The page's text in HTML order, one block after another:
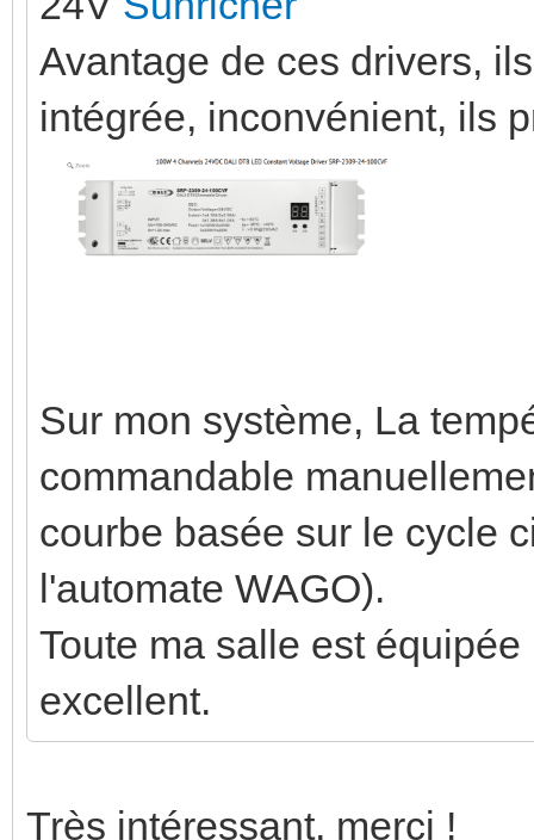
Avantage de ces drivers,
intégrée, inconvénient, ils
Sur mon système, La
commandable
courbe basée sur le cycle
l'automate WAGO).
Toute ma salle est
excellent.
Très intéressant, merci !